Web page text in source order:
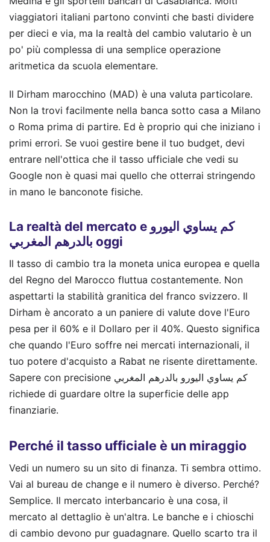
viaggiatori italiani partono convinti che basti dividere
per dieci e via, ma la realtà del cambio valutario è un
po' più complessa di una semplice operazione
aritmetica da scuola elementare.
Il Dirham marocchino (MAD) è una valuta particolare.
Non la trovi facilmente nella banca sotto casa a Milano
o Roma prima di partire. Ed è proprio qui che iniziano i
primi errori. Se vuoi gestire bene il tuo budget, devi
entrare nell'ottica che il tasso ufficiale che vedi su
Google non è quasi mai quello che otterrai stringendo
in mano le banconote fisiche.
La realtà del mercato e كم يساوي اليورو
بالدرهم المغربي oggi
Il tasso di cambio tra la moneta unica europea e quella
del Regno del Marocco fluttua costantemente. Non
aspettarti la stabilità granitica del franco svizzero. Il
Dirham è ancorato a un paniere di valute dove l'Euro
pesa per il 60% e il Dollaro per il 40%. Questo significa
che quando l'Euro soffre nei mercati internazionali, il
tuo potere d'acquisto a Rabat ne risente direttamente.
Sapere con precisione كم يساوي اليورو بالدرهم المغربي
richiede di guardare oltre la superficie delle app
finanziarie.
Perché il tasso ufficiale è un miraggio
Vedi un numero su un sito di finanza. Ti sembra ottimo.
Vai al bureau de change e il numero è diverso. Perché?
Semplice. Il mercato interbancario è una cosa, il
mercato al dettaglio è un'altra. Le banche e i chioschi
di cambio devono pur guadagnare. Quello scarto tra il